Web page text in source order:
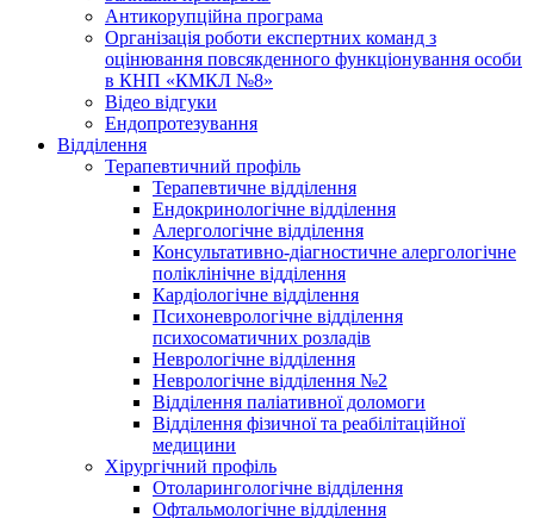
Антикорупційна програма
Організація роботи експертних команд з
оцінювання повсякденного функціонування особи
в КНП «КМКЛ №8»
Відео відгуки
Ендопротезування
Відділення
Терапевтичний профіль
Терапевтичне відділення
Ендокринологічне відділення
Алергологічне відділення
Консультативно-діагностичне алергологічне
поліклінічне відділення
Кардіологічне відділення
Психоневрологічне відділення
психосоматичних розладів
Неврологічне відділення
Неврологічне відділення №2
Відділення паліативної доломоги
Відділення фізичної та реабілітаційної
медицини
Хірургічний профіль
Отоларингологічне відділення
Офтальмологічне відділення